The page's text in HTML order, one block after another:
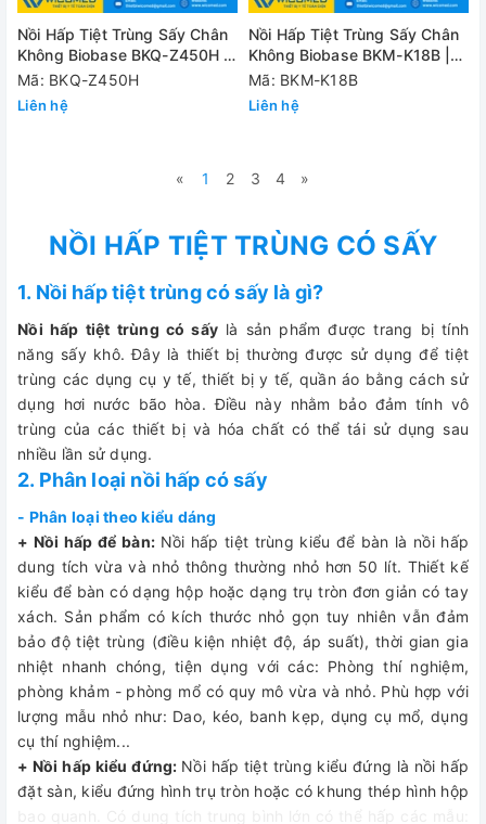
Nồi Hấp Tiệt Trùng Sấy Chân
Không Biobase BKQ-Z450H |
450 Lít
Mã: BKQ-Z450H
Liên hệ
Nồi Hấp Tiệt Trùng Sấy Chân
Không Biobase BKM-K18B |
18 Lít
Mã: BKM-K18B
Liên hệ
« 1 2 3 4 »
NỒI HẤP TIỆT TRÙNG CÓ SẤY
1. Nồi hấp tiệt trùng có sấy là gì?
Nồi hấp tiệt trùng có sấy là sản phẩm được trang bị tính
năng sấy khô. Đây là thiết bị thường được sử dụng để tiệt
trùng các dụng cụ y tế, thiết bị y tế, quần áo bằng cách sử
dụng hơi nước bão hòa. Điều này nhằm bảo đảm tính vô
trùng của các thiết bị và hóa chất có thể tái sử dụng sau
nhiều lần sử dụng.
2. Phân loại nồi hấp có sấy
- Phân loại theo kiểu dáng
+ Nồi hấp để bàn: Nồi hấp tiệt trùng kiểu để bàn là nồi hấp
dung tích vừa và nhỏ thông thường nhỏ hơn 50 lít. Thiết kế
kiểu để bàn có dạng hộp hoặc dạng trụ tròn đơn giản có tay
xách. Sản phẩm có kích thước nhỏ gọn tuy nhiên vẫn đảm
bảo độ tiệt trùng (điều kiện nhiệt độ, áp suất), thời gian gia
nhiệt nhanh chóng, tiện dụng với các: Phòng thí nghiệm,
phòng khảm - phòng mổ có quy mô vừa và nhỏ. Phù hợp với
lượng mẫu nhỏ như: Dao, kéo, banh kẹp, dụng cụ mổ, dụng
cụ thí nghiệm...
+ Nồi hấp kiểu đứng: Nồi hấp tiệt trùng kiểu đứng là nồi hấp
đặt sàn, kiểu đứng hình trụ tròn hoặc có khung thép hình hộp